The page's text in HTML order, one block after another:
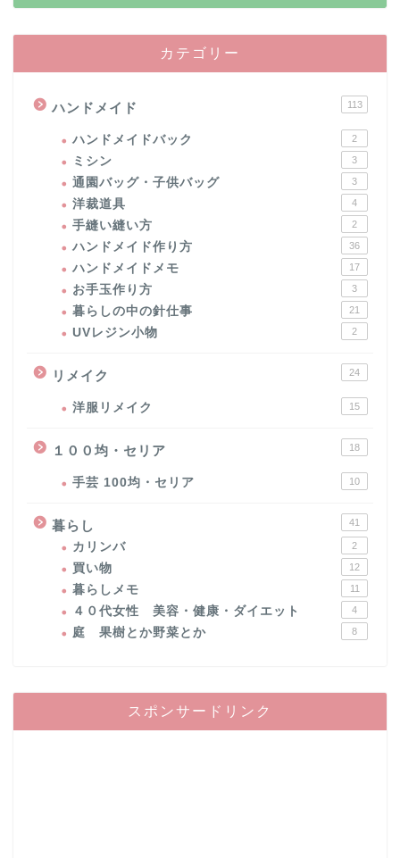
カテゴリー
ハンドメイド 113
ハンドメイドバック 2
ミシン 3
通園バッグ・子供バッグ 3
洋裁道具 4
手縫い縫い方 2
ハンドメイド作り方 36
ハンドメイドメモ 17
お手玉作り方 3
暮らしの中の針仕事 21
UVレジン小物 2
リメイク 24
洋服リメイク 15
１００均・セリア 18
手芸 100均・セリア 10
暮らし 41
カリンバ 2
買い物 12
暮らしメモ 11
４０代女性 美容・健康・ダイエット 4
庭 果樹とか野菜とか 8
スポンサードリンク